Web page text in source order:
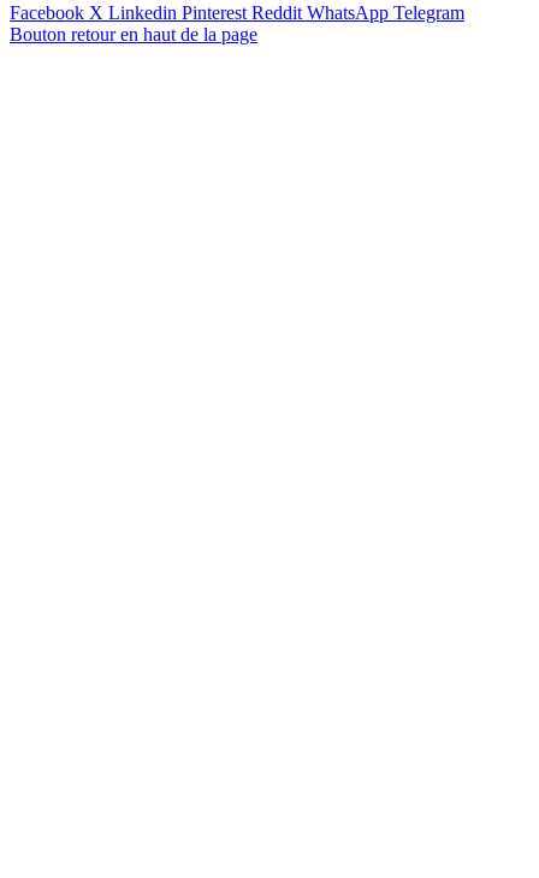
Facebook X Linkedin Pinterest Reddit WhatsApp Telegram
Bouton retour en haut de la page